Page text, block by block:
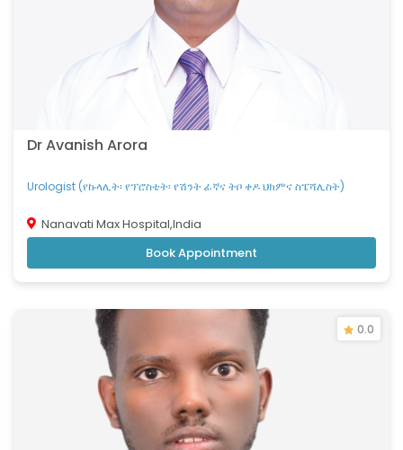
Dr Avanish Arora
Urologist (የኩላሊት፡ የፕሮስቴት፡ የሽንት ፊኛና ትቦ ቀዶ ህክምና ስፔሻሊስት)
Nanavati Max Hospital,India
Book Appointment
0.0